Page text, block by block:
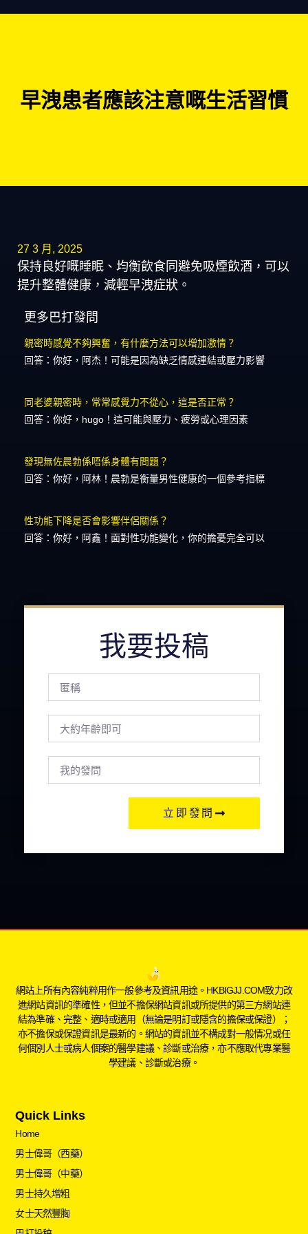
早洩患者應該注意嘅生活習慣
27 3 月, 2025
保持良好嘅睡眠、均衡飲食同避免吸煙飲酒，可以
提升整體健康，減輕早洩症狀。
更多巴打發問
親密時感覺不夠興奮，有什麼方法可以增加激情？
回答：你好，阿杰！可能是因為缺乏情感連結或壓力影響
同老婆親密時，常常感覺力不從心，這是否正常？
回答：你好，hugo！這可能與壓力、疲勞或心理因素
發現無佐晨勃係唔係身體有問題？
回答：你好，阿林！晨勃是衡量男性健康的一個參考指標
性功能下降是否會影響伴侶關係？
回答：你好，阿鑫！面對性功能變化，你的擔憂完全可以
我要投稿
立即發問
網站上所有內容純粹用作一般參考及資訊用途。HKBIGJJ.COM致力改
進網站資訊的準確性，但並不擔保網站資訊或所提供的第三方網站連
結為準確、完整、適時或適用（無論是明訂或隱含的擔保或保證）；
亦不擔保或保證資訊是最新的。網站的資訊並不構成對一般情况或任
何個別人士或病人個案的醫學建議、診斷或治療，亦不應取代專業醫
學建議、診斷或治療。
Quick Links
Home
男士偉哥（西藥）
男士偉哥（中藥）
男士持久增粗
女士天然豐胸